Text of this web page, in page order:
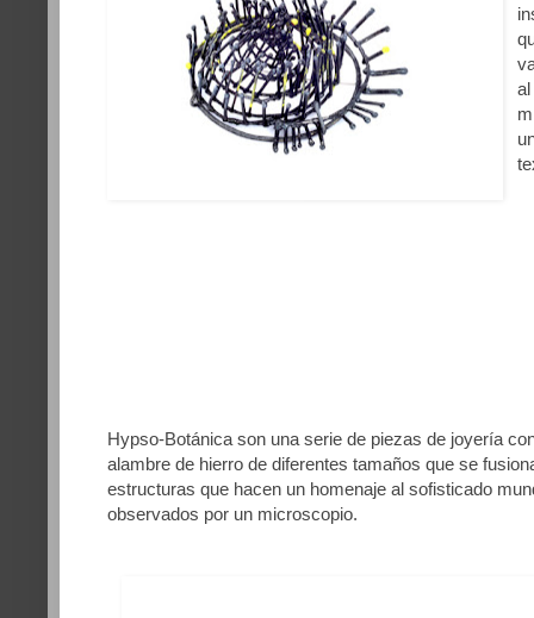
Hypso-Botánica son una serie de piezas de joyería
alambre de hierro de diferentes tamaños que se
estructuras que hacen un homenaje al sofisticado
observados por un microscopio.